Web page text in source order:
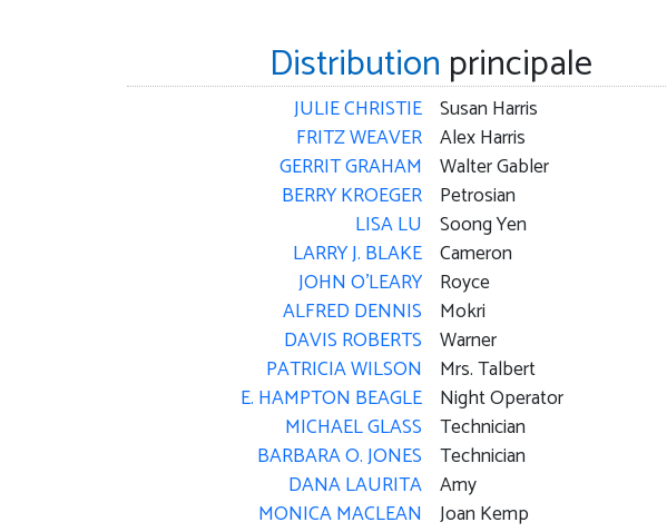
Distribution principale
JULIE CHRISTIE
FRITZ WEAVER
GERRIT GRAHAM
BERRY KROEGER
LISA LU
LARRY J. BLAKE
JOHN O'LEARY
ALFRED DENNIS
DAVIS ROBERTS
PATRICIA WILSON
E. HAMPTON BEAGLE
MICHAEL GLASS
BARBARA O. JONES
DANA LAURITA
MONICA MACLEAN
Susan Harris
Alex Harris
Walter Gabler
Petrosian
Soong Yen
Cameron
Royce
Mokri
Warner
Mrs. Talbert
Night Operator
Technician
Technician
Amy
Joan Kemp